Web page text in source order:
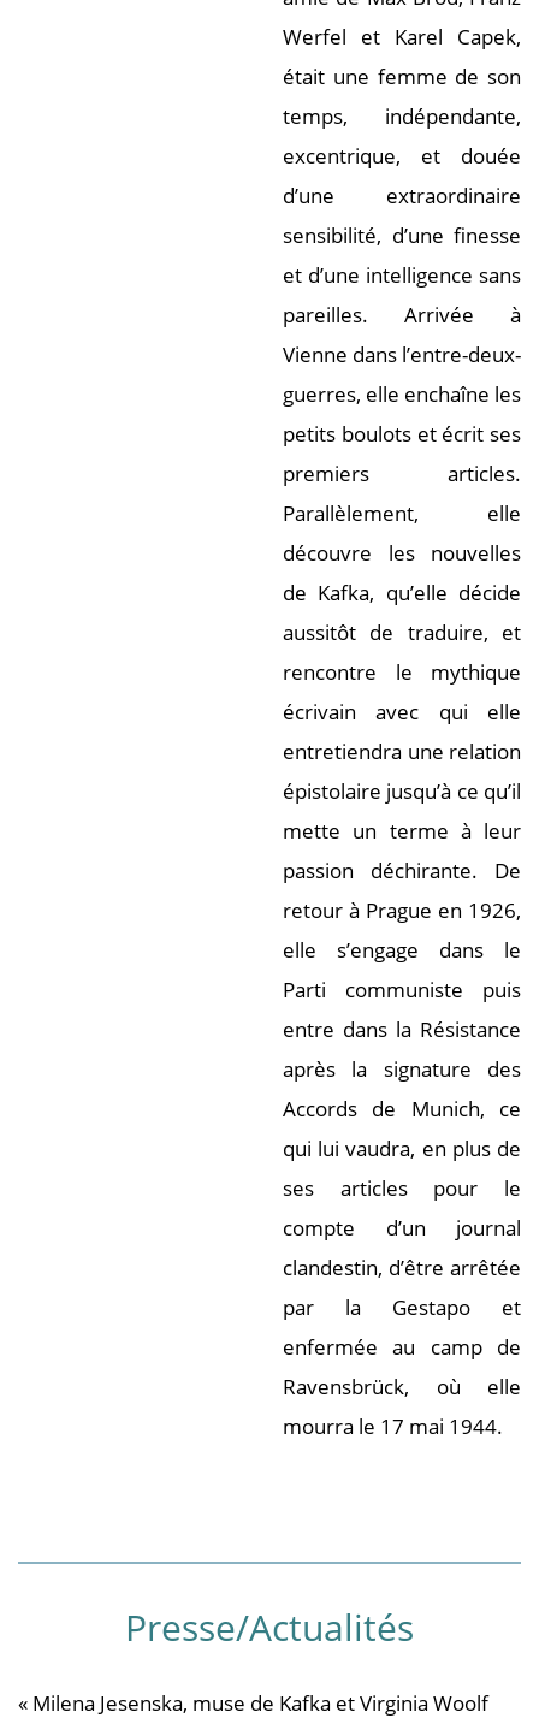
Werfel et Karel Capek,
était une femme de son
temps, indépendante,
excentrique, et douée
d’une extraordinaire
sensibilité, d’une finesse
et d’une intelligence sans
pareilles. Arrivée à
Vienne dans l’entre-deux-
guerres, elle enchaîne les
petits boulots et écrit ses
premiers articles.
Parallèlement, elle
découvre les nouvelles
de Kafka, qu’elle décide
aussitôt de traduire, et
rencontre le mythique
écrivain avec qui elle
entretiendra une relation
épistolaire jusqu’à ce qu’il
mette un terme à leur
passion déchirante. De
retour à Prague en 1926,
elle s’engage dans le
Parti communiste puis
entre dans la Résistance
après la signature des
Accords de Munich, ce
qui lui vaudra, en plus de
ses articles pour le
compte d’un journal
clandestin, d’être arrêtée
par la Gestapo et
enfermée au camp de
Ravensbrück, où elle
mourra le 17 mai 1944.
Presse/Actualités
« Milena Jesenska, muse de Kafka et Virginia Woolf